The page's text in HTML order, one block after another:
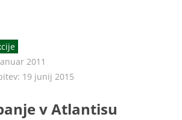
2011
19 junij 2015
v Atlantisu